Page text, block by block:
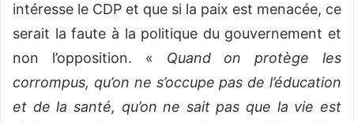
intéresse le CDP et que si la paix est menacée, ce
serait la faute à la politique du gouvernement et
non l’opposition. « Quand on protège les
corrompus, qu’on ne s’occupe pas de l’éducation
et de la santé, qu’on ne sait pas que la vie est